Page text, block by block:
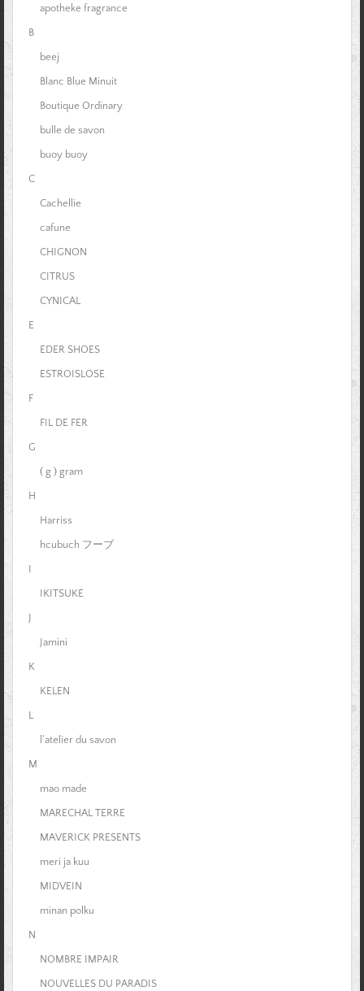
apotheke fragrance
B
beej
Blanc Blue Minuit
Boutique Ordinary
bulle de savon
buoy buoy
C
Cachellie
cafune
CHIGNON
CITRUS
CYNICAL
E
EDER SHOES
ESTROISLOSE
F
FIL DE FER
G
( g ) gram
H
Harriss
hcubuch フーブ
IKITSUKE
Jamini
K
KELEN
L
l'atelier du savon
M
mao made
MARECHAL TERRE
MAVERICK PRESENTS
meri ja kuu
MIDVEIN
minan polku
N
NOMBRE IMPAIR
NOUVELLES DU PARADIS